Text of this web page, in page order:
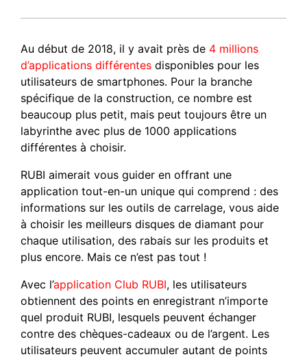
Au début de 2018, il y avait près de 4 millions
d’applications différentes disponibles pour les
utilisateurs de smartphones. Pour la branche
spécifique de la construction, ce nombre est
beaucoup plus petit, mais peut toujours être un
labyrinthe avec plus de 1000 applications
différentes à choisir.
RUBI aimerait vous guider en offrant une
application tout-en-un unique qui comprend : des
informations sur les outils de carrelage, vous aide
à choisir les meilleurs disques de diamant pour
chaque utilisation, des rabais sur les produits et
plus encore. Mais ce n’est pas tout !
Avec l’application Club RUBI, les utilisateurs
obtiennent des points en enregistrant n’importe
quel produit RUBI, lesquels peuvent échanger
contre des chèques-cadeaux ou de l’argent. Les
utilisateurs peuvent accumuler autant de points